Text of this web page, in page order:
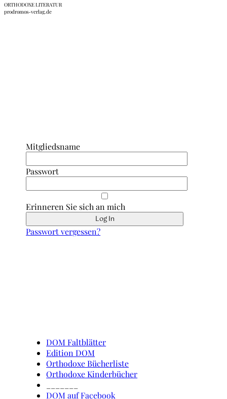
ORTHODOXE LITERATUR
prodromos-verlag.de
Mitgliedsname
Passwort
Erinneren Sie sich an mich
Passwort vergessen?
DOM Faltblätter
Edition DOM
Orthodoxe Bücherliste
Orthodoxe Kinderbücher
DOM auf Facebook